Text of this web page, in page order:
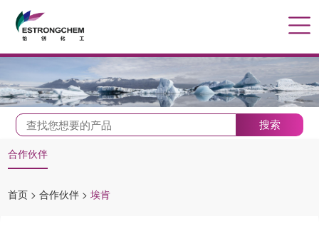
搜索
合作伙伴
首页 > 合作伙伴 > 埃肯